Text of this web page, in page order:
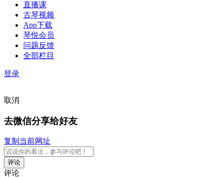
直播课
古琴视频
App下载
琴悦会员
问题反馈
全部栏目
登录
取消
去微信分享给好友
复制当前网址
评论
评论